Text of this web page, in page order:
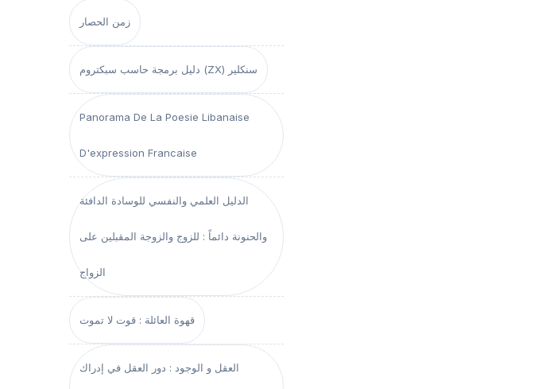
زمن الحصار
دليل برمجة حاسب سبكتروم (ZX) سنكلير
Panorama De La Poesie Libanaise
D'expression Francaise
الدليل العلمي والنفسي للوسادة الدافئة
والحنونة دائماً : للزوج والزوجة المقبلين على
الزواج
قهوة العائلة : قوت لا تموت
العقل و الوجود : دور العقل في إدراك